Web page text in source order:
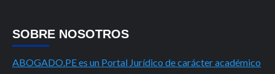
SOBRE NOSOTROS
ABOGADO.PE es un Portal Jurídico de carácter académico